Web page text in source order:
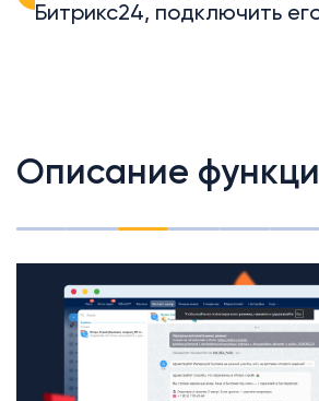
Битрикс24, подключить
Описание